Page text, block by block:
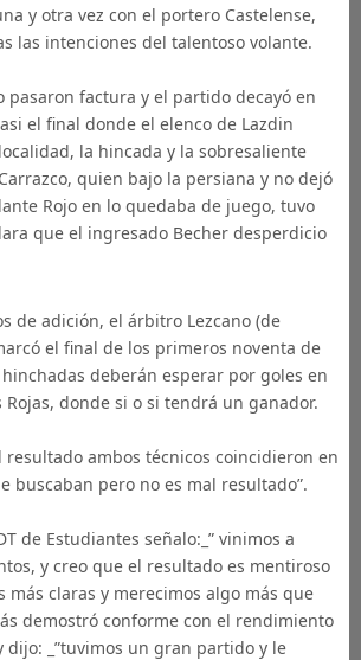
y otra vez con el portero Castelense,
las intenciones del talentoso volante.
pasaron factura y el partido decayó en
el final donde el elenco de Lazdin
la hincada y la sobresaliente
quien bajo la persiana y no dejó
Rojo en lo quedaba de juego, tuvo
que el ingresado Becher desperdicio
de adición, el árbitro Lezcano (de
el final de los primeros noventa de
deberán esperar por goles en
donde si o si tendrá un ganador.
resultado ambos técnicos coincidieron en
buscaban pero no es mal resultado”.
de Estudiantes señalo:_” vinimos a
y creo que el resultado es mentiroso
más claras y merecimos algo más que
demostró conforme con el rendimiento
dijo: _”tuvimos un gran partido y le